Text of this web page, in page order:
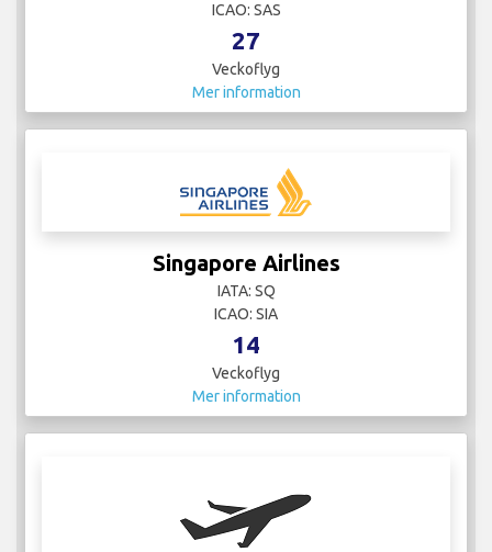
ICAO: SAS
27
Veckoflyg
Mer information
Singapore Airlines
IATA: SQ
ICAO: SIA
14
Veckoflyg
Mer information